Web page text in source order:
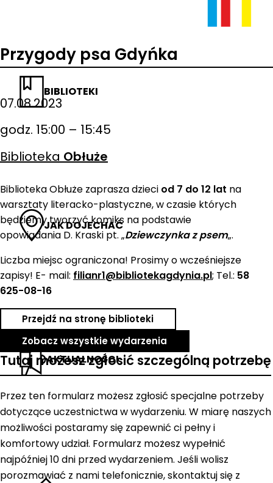
BIBLIOTEKI
JAK DOJECHAĆ
AKTUALNOŚCI
Przygody psa Gdyńka
07.08.2023
godz. 15:00 – 15:45
Biblioteka Obłuże
Biblioteka Obłuże zaprasza dzieci od 7 do 12 lat na
warsztaty literacko-plastyczne, w czasie których
będziemy tworzyć komiks na podstawie
opowiadania D. Kraski pt. „Dziewczynka z psem„.
Liczba miejsc ograniczona! Prosimy o wcześniejsze
zapisy! E- mail: filianr1@bibliotekagdynia.pl; Tel.: 58
625-08-16
Przejdź na stronę biblioteki
Zobacz wszystkie wydarzenia
Tutaj możesz zgłosić szczególną potrzebę
Przez ten formularz możesz zgłosić specjalne potrzeby
dotyczące uczestnictwa w wydarzeniu. W miarę naszych
możliwości postaramy się zapewnić ci pełny i
komfortowy udział. Formularz możesz wypełnić
najpóźniej 10 dni przed wydarzeniem. Jeśli wolisz
porozmawiać z nami telefonicznie, skontaktuj się z